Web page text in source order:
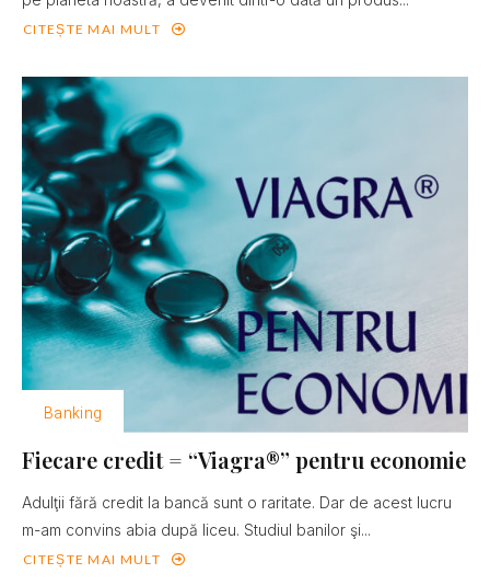
CITEȘTE MAI MULT
Banking
Fiecare credit = “Viagra®” pentru economie
Adulţii fără credit la bancă sunt o raritate. Dar de acest lucru
m-am convins abia după liceu. Studiul banilor şi...
CITEȘTE MAI MULT